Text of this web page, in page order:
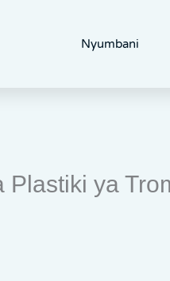
Nyumbani
Plastiki ya